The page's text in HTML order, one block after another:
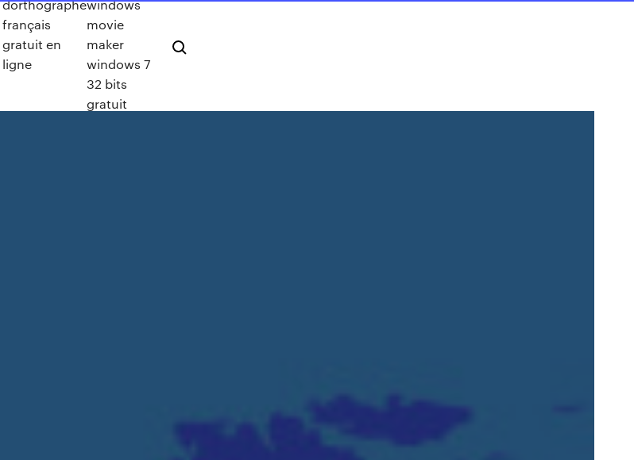
dorthographe
français
gratuit en
ligne
windows
movie
maker
windows 7
32 bits
gratuit